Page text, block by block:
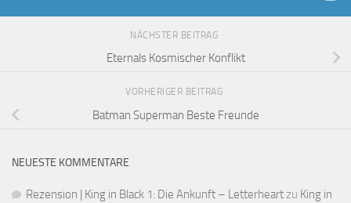
NÄCHSTER BEITRAG
Eternals Kosmischer Konflikt
VORHERIGER BEITRAG
Batman Superman Beste Freunde
NEUESTE KOMMENTARE
Rezension | King in Black 1: Die Ankunft – Letterheartzu King in